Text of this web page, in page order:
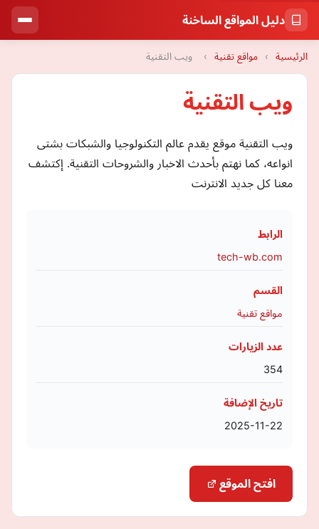
دليل المواقع الساخنة
الرئيسية › مواقع تقنية › ويب التقنية
ويب التقنية
ويب التقنية موقع يقدم عالم التكنولوجيا والشبكات بشتى
انواعه، كما نهتم بأحدث الاخبار والشروحات التقنية. إكتشف
معنا كل جديد الانترنت
الرابط
tech-wb.com
القسم
مواقع تقنية
عدد الزيارات
354
تاريخ الإضافة
2025-11-22
افتح الموقع